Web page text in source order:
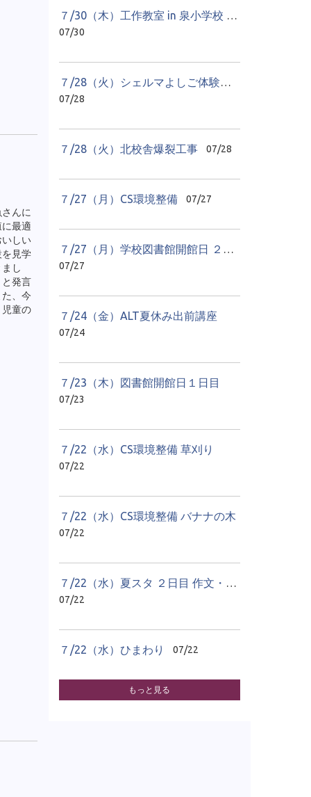
んに
最適
しい
見学
し
発言
、今
童の
７/30（木）工作教室 in 泉小学校 １日目
07/30
７/28（火）シェルマよしご体験学習 貝のアクセサリーづくり
07/28
７/28（火）北校舎爆裂工事 07/28
７/27（月）CS環境整備 07/27
７/27（月）学校図書館開館日 ２日目
07/27
７/24（金）ALT夏休み出前講座
07/24
７/23（木）図書館開館日１日目
07/23
７/22（水）CS環境整備 草刈り
07/22
７/22（水）CS環境整備 バナナの木
07/22
７/22（水）夏スタ ２日目 作文・感想文教室
07/22
７/22（水）ひまわり 07/22
もっと見る